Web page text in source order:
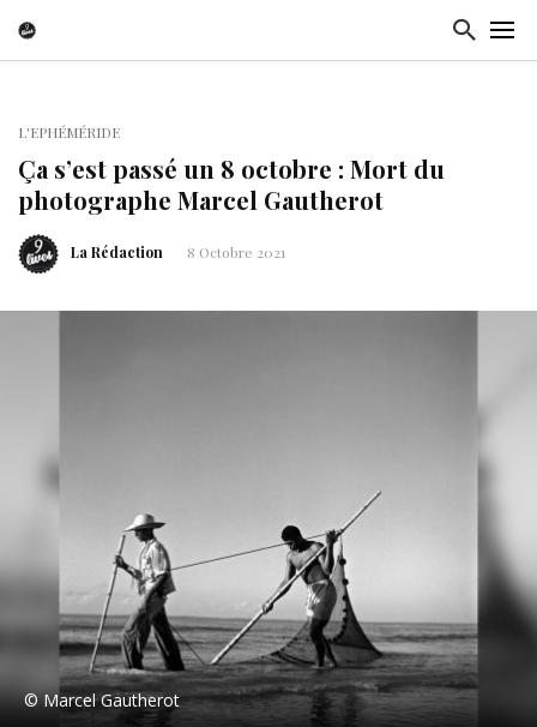
L'EPHÉMÉRIDE
Ça s’est passé un 8 octobre : Mort du
photographe Marcel Gautherot
La Rédaction 8 Octobre 2021
© Marcel Gautherot